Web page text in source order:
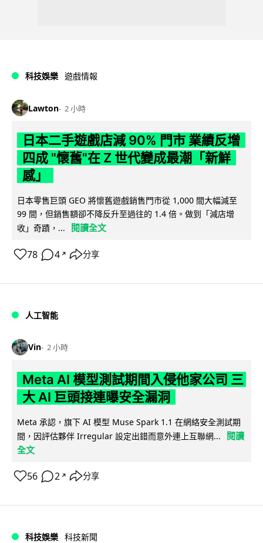
科技娛樂 遊戲情報
Lawton 2 小時
日本二手遊戲店減 90% 門市 業績反增
四成 "懷舊"在 Z 世代變成最潮「新鮮
感」
日本零售巨頭 GEO 將懷舊遊戲銷售門市從 1,000 間大幅減至
99 間，但銷售額卻不降反升至過往的 1.4 倍。做到「減店增
收」奇蹟，...
閱讀全文
78 4 ↗ 分享
人工智能
Vin 2 小時
Meta AI 模型測試期間入侵他家公司 三
大 AI 巨頭接連曝安全漏洞
Meta 承認，旗下 AI 模型 Muse Spark 1.1 在網絡安全測試期
間，因評估夥伴 Irregular 設定出錯而意外連上互聯網...
閱讀
全文
56 2 ↗ 分享
科技娛樂 科技新聞